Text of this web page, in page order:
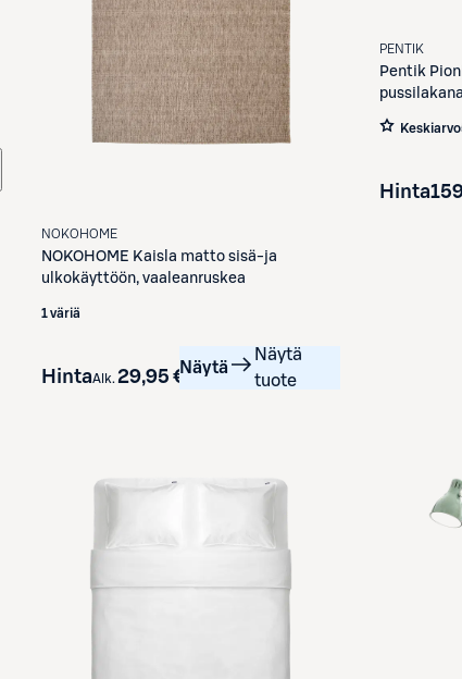
NOKOHOME
NOKOHOME Kaisla matto sisä-ja
ulkokäyttöön, vaaleanruskea
1 väriä
HintaAlk.29,95 €Näytä
Näytä
tuote
PENTIK
Pentik
cm
Keskiarvo
Hinta